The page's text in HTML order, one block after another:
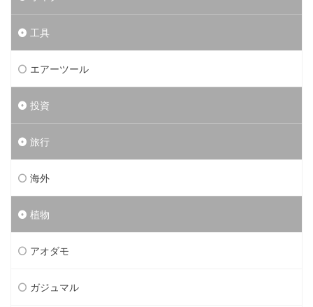
工具
エアーツール
投資
旅行
海外
植物
アオダモ
ガジュマル